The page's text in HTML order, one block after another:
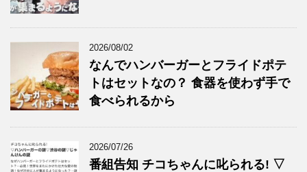
2026/08/02
なんでハンバーガーとフライドポテ
トはセットなの？ 食器を使わず手で
食べられるから
2026/07/26
番組告知 チコちゃんに叱られる! ▽